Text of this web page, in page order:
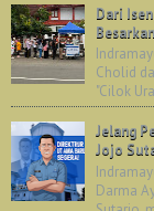
Dari
Cholid
"Cilok
Jelang
Jojo
Darma